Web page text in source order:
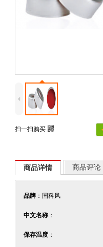
4
扫一扫购买 i
商品详情 商品评论
品牌：国科风
中文名称：
保存温度：